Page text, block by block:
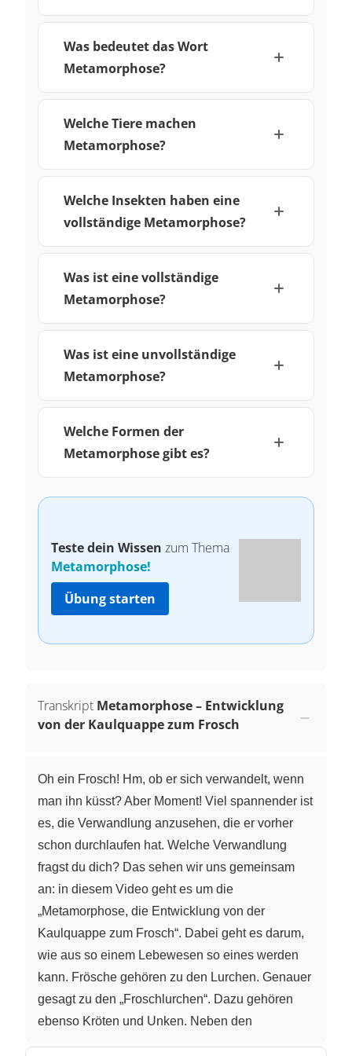
Was bedeutet das Wort
Metamorphose?
Welche Tiere machen
Metamorphose?
Welche Insekten haben eine
vollständige Metamorphose?
Was ist eine vollständige
Metamorphose?
Was ist eine unvollständige
Metamorphose?
Welche Formen der
Metamorphose gibt es?
Teste dein Wissen zum Thema
Metamorphose!
Übung starten
Transkript Metamorphose – Entwicklung
von der Kaulquappe zum Frosch
Oh ein Frosch! Hm, ob er sich verwandelt, wenn
man ihn küsst? Aber Moment! Viel spannender ist
es, die Verwandlung anzusehen, die er vorher
schon durchlaufen hat. Welche Verwandlung
fragst du dich? Das sehen wir uns gemeinsam
an: in diesem Video geht es um die
„Metamorphose, die Entwicklung von der
Kaulquappe zum Frosch“. Dabei geht es darum,
wie aus so einem Lebewesen so eines werden
kann. Frösche gehören zu den Lurchen. Genauer
gesagt zu den „Froschlurchen“. Dazu gehören
ebenso Kröten und Unken. Neben den